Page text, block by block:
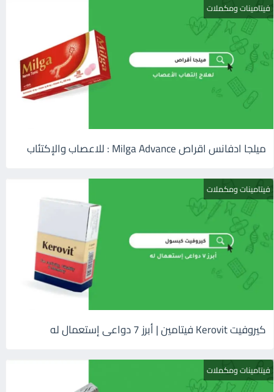
فيتامينات ومكملات
ميلجا ادفانس اقراص Milga Advance : للاعصاب والإكتئاب
فيتامينات ومكملات
كيروفيت Kerovit فيتامين | أبرز 7 دواعى إستعمال له
فيتامينات ومكملات